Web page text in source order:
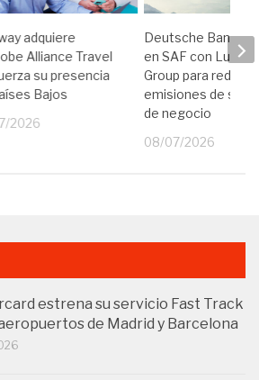
adquiere
Alliance Travel
su presencia
Bajos
2026
Deutsche Bank
en SAF con
Group para reducir
emisiones de sus
de negocio
08/07/2026
estrena su servicio Fast Track
de Madrid y Barcelona